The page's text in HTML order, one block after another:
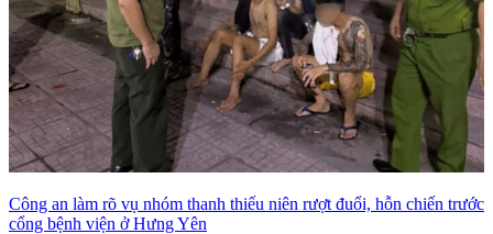
Công an làm rõ vụ nhóm thanh thiếu niên rượt đuổi, hỗn chiến trước
cổng bệnh viện ở Hưng Yên